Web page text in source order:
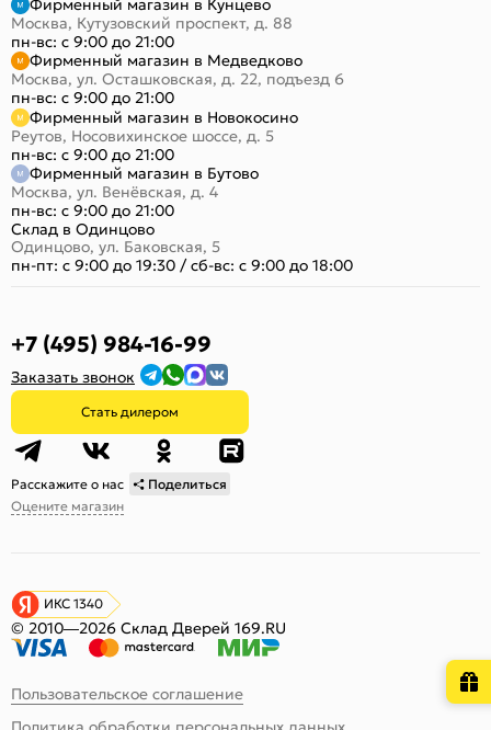
Фирменный магазин в Кунцево
Москва, Кутузовский проспект, д. 88
пн-вс: с 9:00 до 21:00
Фирменный магазин в Медведково
Москва, ул. Осташковская, д. 22, подъезд 6
пн-вс: с 9:00 до 21:00
Фирменный магазин в Новокосино
Реутов, Носовихинское шоссе, д. 5
пн-вс: с 9:00 до 21:00
Фирменный магазин в Бутово
Москва, ул. Венёвская, д. 4
пн-вс: с 9:00 до 21:00
Склад в Одинцово
Одинцово, ул. Баковская, 5
пн-пт: с 9:00 до 19:30 /сб-вс: с 9:00 до 18:00
+7 (495) 984-16-99
Заказать звонок
Стать дилером
Расскажите о нас
Поделиться
Оцените магазин
ИКС 1340
© 2010—2026 Склад Дверей 169.RU
Пользовательское соглашение